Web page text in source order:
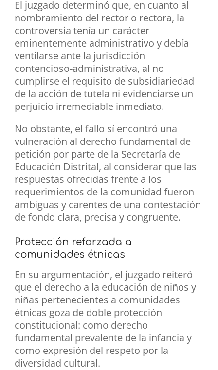
El juzgado determinó que, en cuanto al
nombramiento del rector o rectora, la
controversia tenía un carácter
eminentemente administrativo y debía
ventilarse ante la jurisdicción
contencioso-administrativa, al no
cumplirse el requisito de subsidiariedad
de la acción de tutela ni evidenciarse un
perjuicio irremediable inmediato.
No obstante, el fallo sí encontró una
vulneración al derecho fundamental de
petición por parte de la Secretaría de
Educación Distrital, al considerar que las
respuestas ofrecidas frente a los
requerimientos de la comunidad fueron
ambiguas y carentes de una contestación
de fondo clara, precisa y congruente.
Protección reforzada a
comunidades étnicas
En su argumentación, el juzgado reiteró
que el derecho a la educación de niños y
niñas pertenecientes a comunidades
étnicas goza de doble protección
constitucional: como derecho
fundamental prevalente de la infancia y
como expresión del respeto por la
diversidad cultural.